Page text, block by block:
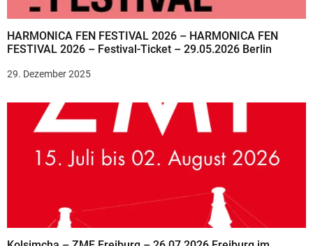
HARMONICA FEN FESTIVAL 2026 – HARMONICA FEN
FESTIVAL 2026 – Festival-Ticket – 29.05.2026 Berlin
29. Dezember 2025